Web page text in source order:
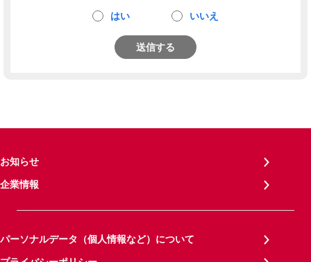
はい いいえ
送信する
お知らせ
企業情報
パーソナルデータ（個人情報など）について